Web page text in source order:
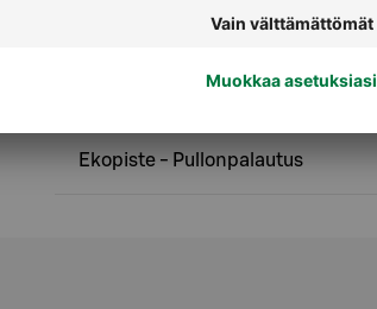
Ekopiste - Pullonpalautus